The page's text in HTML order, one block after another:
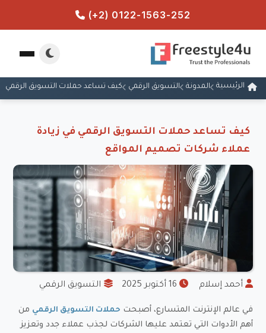
(+2) 0122-1563-252
الرئيسية المدونة التسويق الرقمي كيف تساعد حملات التسويق الرقمي
كيف تساعد حملات التسويق الرقمي في زيادة
عملاء شركات تصميم المواقع
أحمد إسلام التسويق الرقمي
في عالم الإنترنت المتسارع، أصبحت حملات التسويق الرقمي من
أهم الأدوات التي تعتمد عليها الشركات لجذب عملاء جدد وتعزيز